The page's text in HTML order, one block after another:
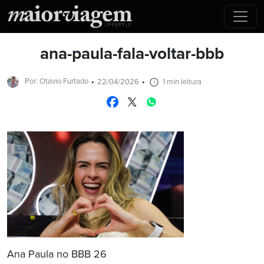
ana-paula-fala-voltar-bbb
Por: Otavio Furtado 22/04/2026 1 min leitura
Ana Paula no BBB 26